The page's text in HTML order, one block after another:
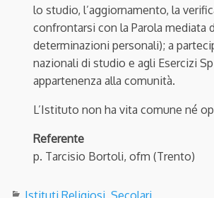
lo studio, l’aggiornamento, la
confrontarsi con la Parola mediata
determinazioni personali); a
nazionali di studio e agli Esercizi
appartenenza alla comunità.
L’Istituto non ha vita comune né
Referente
p. Tarcisio Bortoli, ofm (Trento)
Istituti Religiosi Secolari